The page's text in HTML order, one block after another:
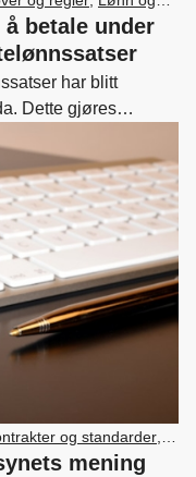
,Ledelse
betale under
har blitt
Dette gjøres
15. juni 2026, og
virkeområde.
og standarder
mening